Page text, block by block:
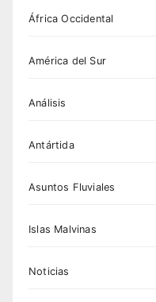
África Occidental
América del Sur
Análisis
Antártida
Asuntos Fluviales
Islas Malvinas
Noticias